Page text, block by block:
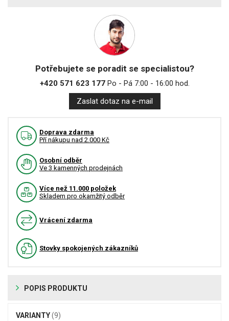
Potřebujete se poradit se specialistou?
+420 571 623 177Po - Pá 7:00 - 16:00 hod.
Zaslat dotaz na e-mail
Doprava zdarma
Pří nákupu nad 2.000 Kč
Osobní odběr
Ve 3 kamenných prodejnách
Více než 11.000 položek
Skladem pro okamžitý odběr
Vrácení zdarma
Stovky spokojených zákazníků
POPIS PRODUKTU
VARIANTY(9)